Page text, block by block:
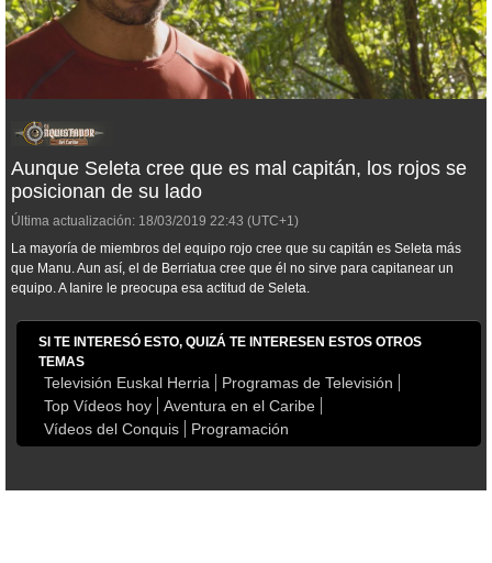
Aunque Seleta cree que es mal capitán, los rojos se
posicionan de su lado
Última actualización: 18/03/2019 22:43 (UTC+1)
La mayoría de miembros del equipo rojo cree que su capitán es Seleta más
que Manu. Aun así, el de Berriatua cree que él no sirve para capitanear un
equipo. A Ianire le preocupa esa actitud de Seleta.
SI TE INTERESÓ ESTO, QUIZÁ TE INTERESEN ESTOS OTROS
TEMAS
Televisión Euskal Herria
Programas de Televisión
Top Vídeos hoy
Aventura en el Caribe
Vídeos del Conquis
Programación